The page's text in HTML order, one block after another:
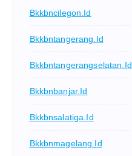
Bkkbncilegon.id
Bkkbntangerang.id
Bkkbntangerangselatan.id
Bkkbnbanjar.id
Bkkbnsalatiga.id
Bkkbnmagelang.id